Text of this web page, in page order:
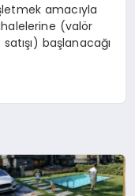
amacıyla
ihalelerine (valör
satışı) başlanacağı